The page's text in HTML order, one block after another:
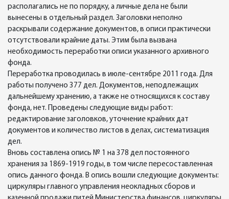
располагались не по порядку, а личные дела не были
вынесены в отдельный раздел. Заголовки неполно
раскрывали содержание документов, в описи практически
отсутствовали крайние даты. Этим была вызвана
необходимость переработки описи указанного архивного
фонда.
Переработка проводилась в июле-сентябре 2011 года. Для
работы получено 377 дел. Документов, неподлежащих
дальнейшему хранению, а также не относящихся к составу
фонда, нет. Проведены следующие виды работ:
редактирование заголовков, уточнение крайних дат
документов и количество листов в делах, систематизация
дел.
Вновь составлена опись № 1 на 378 дел постоянного
хранения за 1869-1919 годы, в том числе пересоставленная
опись данного фонда. В опись вошли следующие документы:
циркуляры главного управления неокладных сборов и